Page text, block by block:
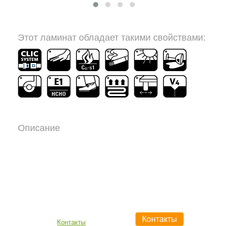
Этот ламинат обладает такими свойствами:
Описание
Контакты
Контакты